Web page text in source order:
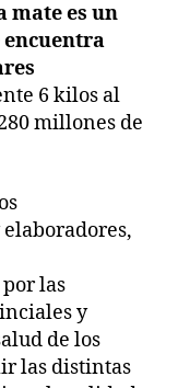
mate es un
encuentra
6 kilos al
millones de
las
y
de los
las distintas